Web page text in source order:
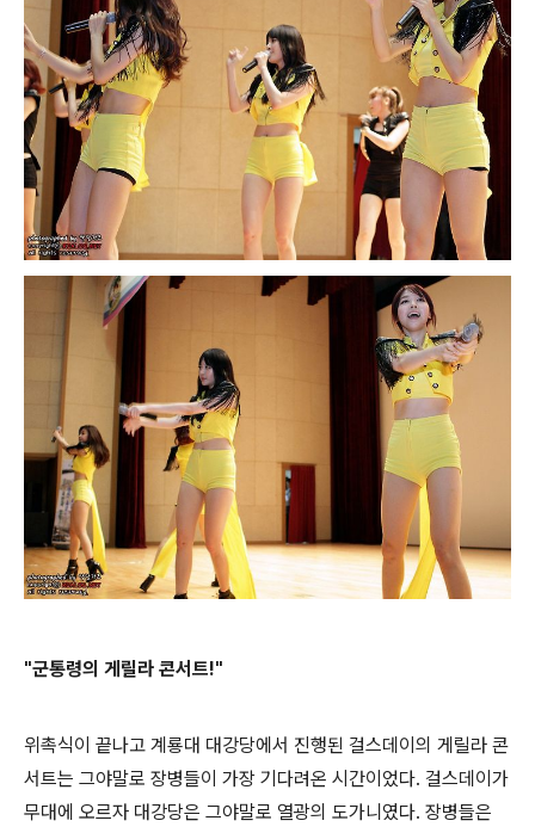
"군통령의 게릴라 콘서트!"
위촉식이 끝나고 계룡대 대강당에서 진행된 걸스데이의 게릴라 콘
서트는 그야말로 장병들이 가장 기다려온 시간이었다. 걸스데이가
무대에 오르자 대강당은 그야말로 열광의 도가니였다. 장병들은